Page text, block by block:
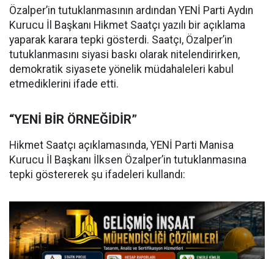
Özalper’in tutuklanmasının ardından YENİ Parti Aydın
Kurucu İl Başkanı Hikmet Saatçı yazılı bir açıklama
yaparak karara tepki gösterdi. Saatçı, Özalper’in
tutuklanmasını siyasi baskı olarak nitelendirirken,
demokratik siyasete yönelik müdahaleleri kabul
etmediklerini ifade etti.
“YENİ BİR ÖRNEĞİDİR”
Hikmet Saatçı açıklamasında, YENİ Parti Manisa
Kurucu İl Başkanı İlksen Özalper’in tutuklanmasına
tepki göstererek şu ifadeleri kullandı: